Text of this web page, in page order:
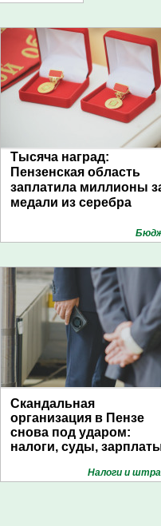
Тысяча наград:
Пензенская область
заплатила миллионы
медали из серебра
Скандальная
организация в Пензе
снова под ударом:
налоги, суды,
Налоги и